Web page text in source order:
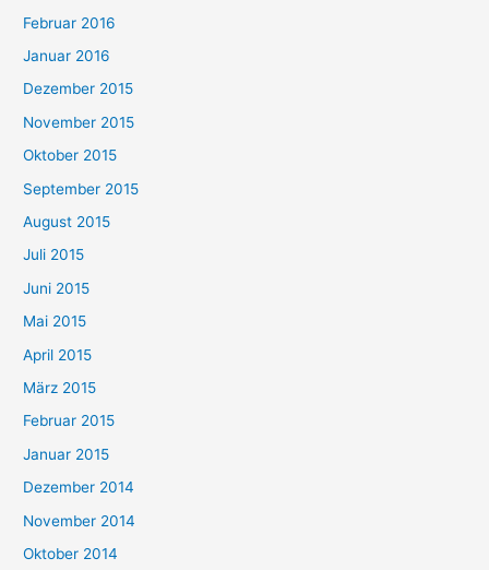
Februar 2016
Januar 2016
Dezember 2015
November 2015
Oktober 2015
September 2015
August 2015
Juli 2015
Juni 2015
Mai 2015
April 2015
März 2015
Februar 2015
Januar 2015
Dezember 2014
November 2014
Oktober 2014